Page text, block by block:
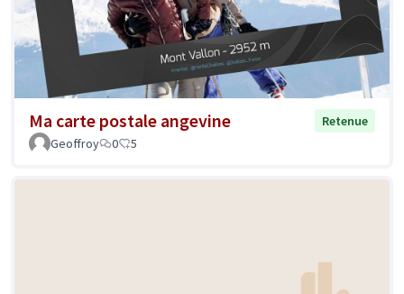
Ma carte postale angevine
Retenue
Geoffroy
0 5